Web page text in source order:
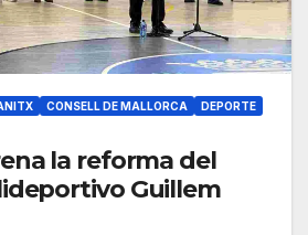
CONSELL DE MALLORCA
DEPORTE
la reforma del
Guillem